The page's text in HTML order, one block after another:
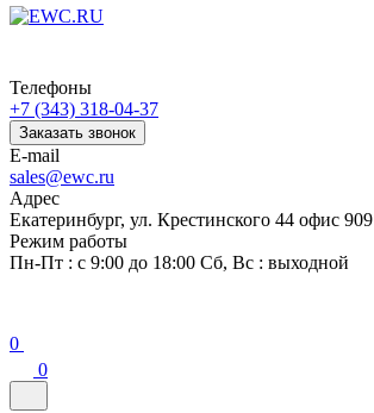
Телефоны
+7 (343) 318-04-37
Заказать звонок
E-mail
sales@ewc.ru
Адрес
Екатеринбург, ул. Крестинского 44 офис 909
Режим работы
Пн-Пт : с 9:00 до 18:00 Сб, Вс : выходной
0
0